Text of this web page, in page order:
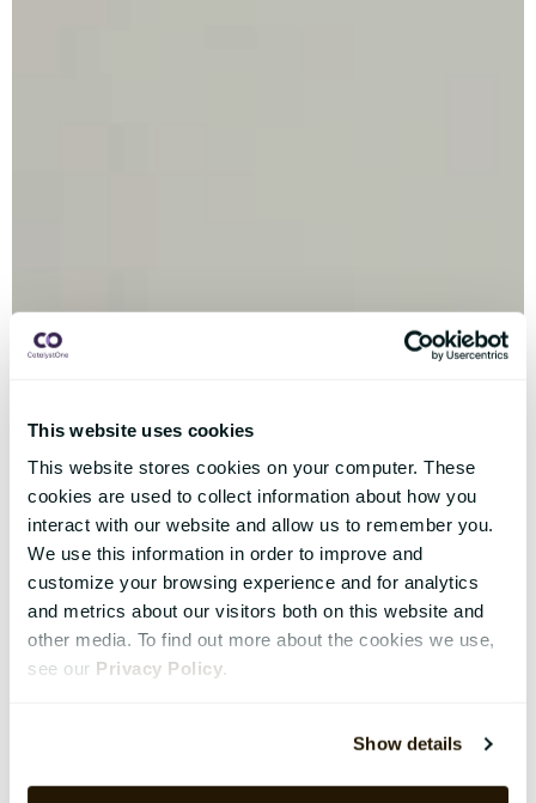
This website uses cookies
This website stores cookies on your computer. These
cookies are used to collect information about how you
interact with our website and allow us to remember you.
We use this information in order to improve and
customize your browsing experience and for analytics
and metrics about our visitors both on this website and
other media. To find out more about the cookies we use,
see our Privacy Policy.
Show details